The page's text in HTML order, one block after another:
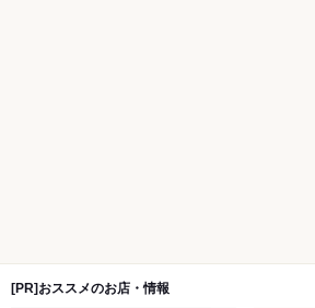
[PR]おススメのお店・情報